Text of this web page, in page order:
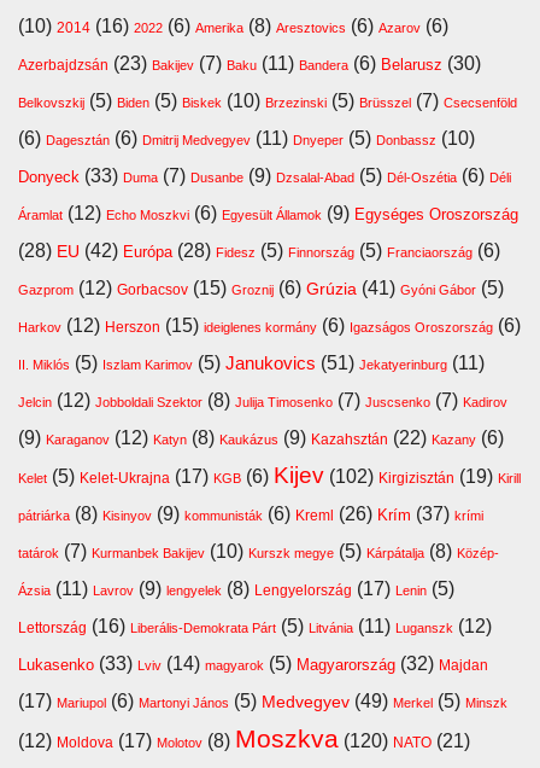
(10) 2014 (16) 2022 (6) Amerika (8) Aresztovics (6) Azarov (6)
Azerbajdzsán (23) Bakijev (7) Baku (11) Bandera (6) Belarusz (30)
Belkovszkij (5) Biden (5) Biskek (10) Brzezinski (5) Brüsszel (7) Csecsenföld
(6) Dagesztán (6) Dmitrij Medvegyev (11) Dnyeper (5) Donbassz (10)
Donyeck (33) Duma (7) Dusanbe (9) Dzsalal-Abad (5) Dél-Oszétia (6) Déli
Áramlat (12) Echo Moszkvi (6) Egyesült Államok (9) Egységes Oroszország
(28) EU (42) Európa (28) Fidesz (5) Finnország (5) Franciaország (6)
Gazprom (12) Gorbacsov (15) Groznij (6) Grúzia (41) Gyóni Gábor (5)
Harkov (12) Herszon (15) ideiglenes kormány (6) Igazságos Oroszország (6)
II. Miklós (5) Iszlam Karimov (5) Janukovics (51) Jekatyerinburg (11)
Jelcin (12) Jobboldali Szektor (8) Julija Timosenko (7) Juscsenko (7) Kadirov
(9) Karaganov (12) Katyn (8) Kaukázus (9) Kazahsztán (22) Kazany (6)
Kelet (5) Kelet-Ukrajna (17) KGB (6) Kijev (102) Kirgizisztán (19) Kirill
pátriárka (8) Kisinyov (9) kommunisták (6) Kreml (26) Krím (37) krími
tatárok (7) Kurmanbek Bakijev (10) Kurszk megye (5) Kárpátalja (8) Közép-
Ázsia (11) Lavrov (9) lengyelek (8) Lengyelország (17) Lenin (5)
Lettország (16) Liberális-Demokrata Párt (5) Litvánia (11) Luganszk (12)
Lukasenko (33) Lviv (14) magyarok (5) Magyarország (32) Majdan
(17) Mariupol (6) Martonyi János (5) Medvegyev (49) Merkel (5) Minszk
(12) Moldova (17) Molotov (8) Moszkva (120) NATO (21)